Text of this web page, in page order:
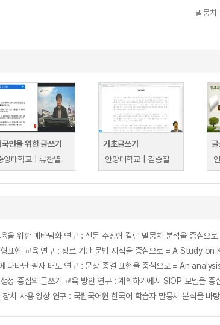
말뭉치
인을 위한 글쓰기
앙대학교 | 류찬열
기초글쓰기
안양대학교 | 김중철
형표현 교육 연구 : 장르 기반 문법 지식을 중심으로 = A
에 나타난 필자 태도 연구 : 문장 종결 표현을 중심으로 =
성 중심의 글쓰기 교육 방안 연구 : 계획하기에서 SIOP 모델을 중
치 사용 양상 연구 : 국립국어원 한국어 학습자 말뭉치 분석을 바